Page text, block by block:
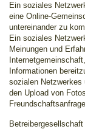
Ein soziales
eine Online-
untereinander zu
Ein soziales
Meinungen und
Informationen
sozialen Netzwerkes
den Upload von